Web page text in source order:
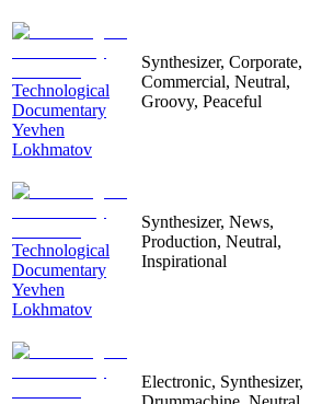
Technological
Documentary
Yevhen
Lokhmatov
Synthesizer, Corporate,
Commercial, Neutral,
Groovy, Peaceful
Technological
Documentary
Yevhen
Lokhmatov
Synthesizer, News,
Production, Neutral,
Inspirational
Electronic, Synthesizer,